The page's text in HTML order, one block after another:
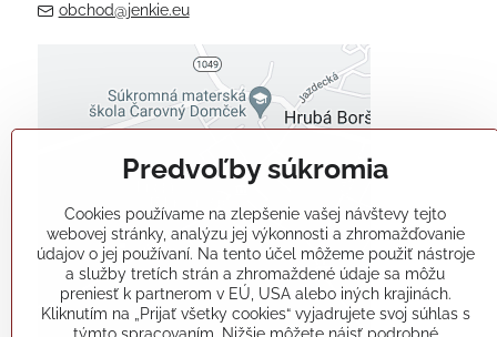
obchod@jenkie.eu
Externý obsah je blokovaný
Prajete si načítať externý obsah?
Povoliť tentokrát
Povoliť a zapamätať - súhlas s
druhom cookie: Funkčné
Predvoľby súkromia
Cookies používame na zlepšenie vašej návštevy tejto
webovej stránky, analýzu jej výkonnosti a zhromažďovanie
údajov o jej používaní. Na tento účel môžeme použiť nástroje
a služby tretích strán a zhromaždené údaje sa môžu
preniesť k partnerom v EÚ, USA alebo iných krajinách.
Kliknutím na „Prijať všetky cookies“ vyjadrujete svoj súhlas s